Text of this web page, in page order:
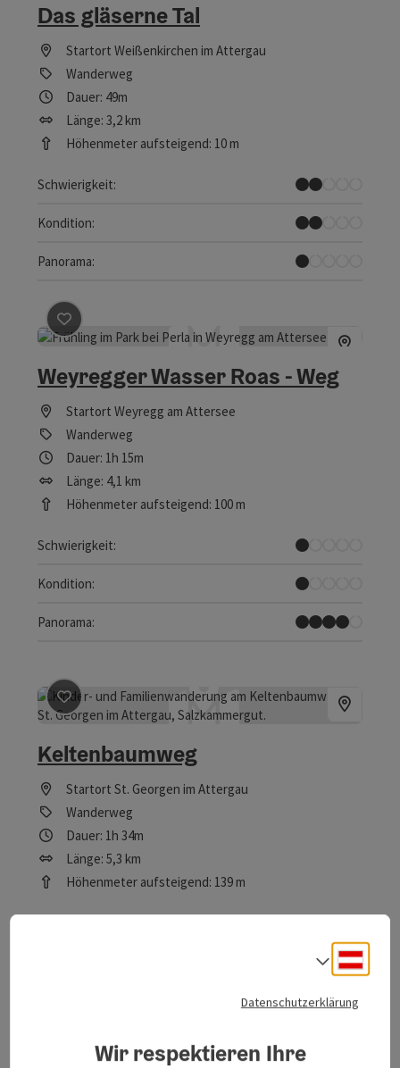
Das gläserne Tal
Startort Weißenkirchen im Attergau
Wanderweg
Dauer: 49m
Länge: 3,2 km
Höhenmeter aufsteigend: 10 m
Schwierigkeit:
Leicht
Kondition:
Leicht
Panorama:
Kaum Ausblicke
Beitrag merken
Weyregger Wasser Roas - Weg
Startort Weyregg am Attersee
Wanderweg
Dauer: 1h 15m
Länge: 4,1 km
Höhenmeter aufsteigend: 100 m
Schwierigkeit:
Sehr leicht
Kondition:
Sehr leicht
Panorama:
Tolles Panorama
Beitrag merken: Keltenbaumweg
Keltenbaumweg
Startort St. Georgen im Attergau
Wanderweg
Dauer: 1h 34m
Länge: 5,3 km
Höhenmeter aufsteigend: 139 m
Beitrag merken: Viktor Kaplan Themenweg
Datenschutzerklärung
Wir respektieren Ihre